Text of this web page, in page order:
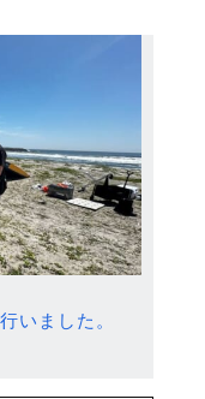
いました。